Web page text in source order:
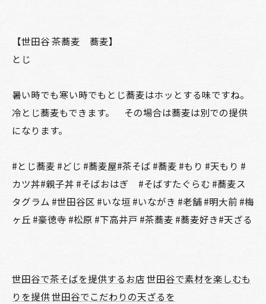
【世田谷 茶蕎麦 蕎麦】
とじ
暑い時でも寒い時でもとじ蕎麦はホッとする味ですね。
冷とじ蕎麦もできます。 その場合は蕎麦は別での提供
になります。
#とじ蕎麦 #どじ #蕎麦屋#茶そば #蕎麦 #もり #天もり #
カツ丼#親子丼 #そばおはぎ #そばすたぐらむ #蕎麦ス
タグラム #世田谷区 #いな垣 #いながき #老舗 #明大前 #梅
ヶ丘 #豪徳寺 #松原 #下高井戸 #茶蕎麦 #蕎麦好き#天ざる
世田谷で茶そばを提供するお店世田谷で素材を楽しむも
りを提供世田谷でこだわりの天ざるを